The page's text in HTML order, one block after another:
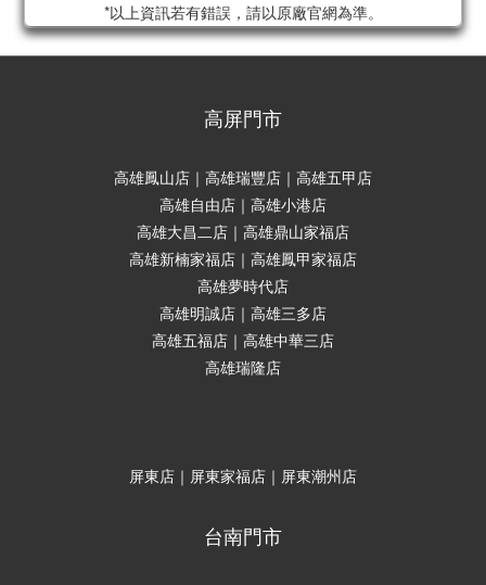
*以上資訊若有錯誤，請以原廠官網為準。
高屏門市
高雄鳳山店｜高雄瑞豐店｜高雄五甲店
高雄自由店｜高雄小港店
高雄大昌二店｜高雄鼎山家福店
高雄新楠家福店｜高雄鳳甲家福店
高雄夢時代店
高雄明誠店｜高雄三多店
高雄五福店｜高雄中華三店
高雄瑞隆店
屏東店｜屏東家福店｜屏東潮州店
台南門市